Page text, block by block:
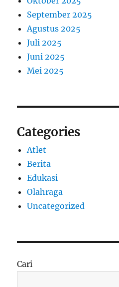
September 2025
Agustus 2025
Juli 2025
Juni 2025
Mei 2025
Categories
Atlet
Berita
Edukasi
Olahraga
Uncategorized
Cari